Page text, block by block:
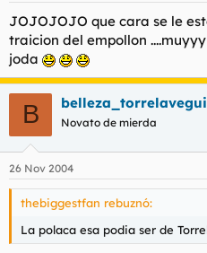
JOJOJOJO que cara se le
traicion del empollon
joda
B Novato de mierda
26 Nov 2004
thebiggestfan rebuznó:
La polaca esa podia ser de